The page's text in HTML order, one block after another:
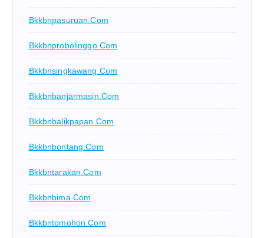
Bkkbnpasuruan.com
Bkkbnprobolinggo.com
Bkkbnsingkawang.com
Bkkbnbanjarmasin.com
Bkkbnbalikpapan.com
Bkkbnbontang.com
Bkkbntarakan.com
Bkkbnbima.com
Bkkbntomohon.com